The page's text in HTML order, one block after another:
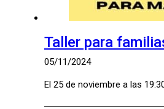
Taller para
05/11/2024
El 25 de noviembre a las